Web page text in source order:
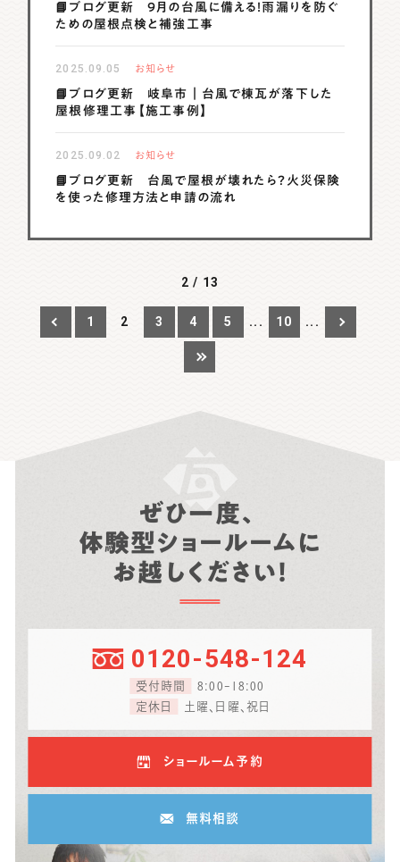
📘ブログ更新 9月の台風に備える！雨漏りを防ぐ
ための屋根点検と補強工事
2025.09.05 お知らせ
📘ブログ更新 岐阜市｜台風で棟瓦が落下した
屋根修理工事【施工事例】
2025.09.02 お知らせ
📘ブログ更新 台風で屋根が壊れたら？火災保険
を使った修理方法と申請の流れ
2 / 13
1 2 3 4 5 ... 10 ...
ぜひ一度、
体験型ショールームに
お越しください！
0120-548-124
受付時間
8:00-18:00
定休日
土曜、日曜、祝日
ショールーム予約
無料相談